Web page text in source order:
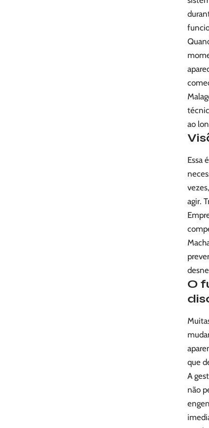
ao
Essa
agir.
O
que
A
não